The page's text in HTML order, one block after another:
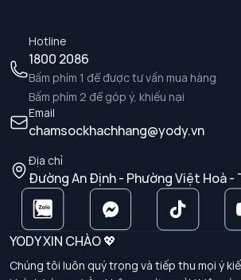
Hotline
1800 2086
Bấm phím 1 để được tư vấn mua hàng
Bấm phím 2 để góp ý, khiếu nại
Email
chamsockhachhang@yody.vn
Địa chỉ
Đường An Định - Phường Việt Hoà -
YODY XIN CHÀO 💖
Chúng tôi luôn quý trọng và tiếp thu mọi ý